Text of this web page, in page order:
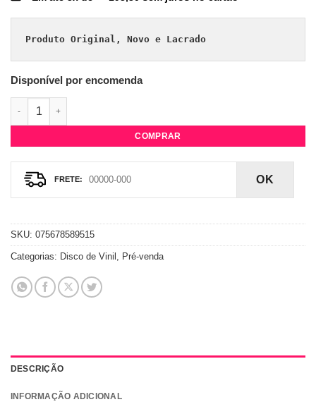
Produto Original, Novo e Lacrado
Disponível por encomenda
Vinil Melanie Martinez - Hades (Amazon Exclusive) quantidade
COMPRAR
OK
SKU: 075678589515
Categorias: Disco de Vinil Pré-venda
DESCRIÇÃO
INFORMAÇÃO ADICIONAL